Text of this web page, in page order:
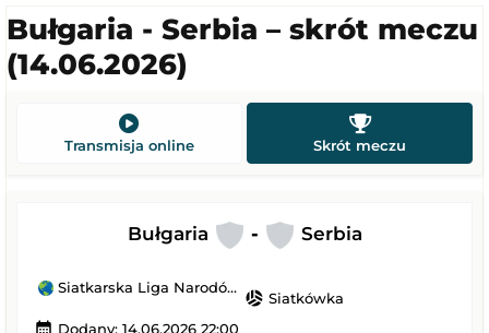
Bułgaria - Serbia – skrót meczu
(14.06.2026)
Transmisja online Skrót meczu
Bułgaria - Serbia
Siatkarska Liga Narodów siatkarzy
sports_volleyball Siatkówka
calendar_month Dodany: 14.06.2026 22:00